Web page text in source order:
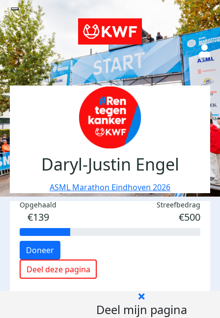
Daryl-Justin Engel
ASML Marathon Eindhoven 2026
Opgehaald
€139
Streefbedrag
€500
Doneer
Deel deze pagina
Deel mijn pagina